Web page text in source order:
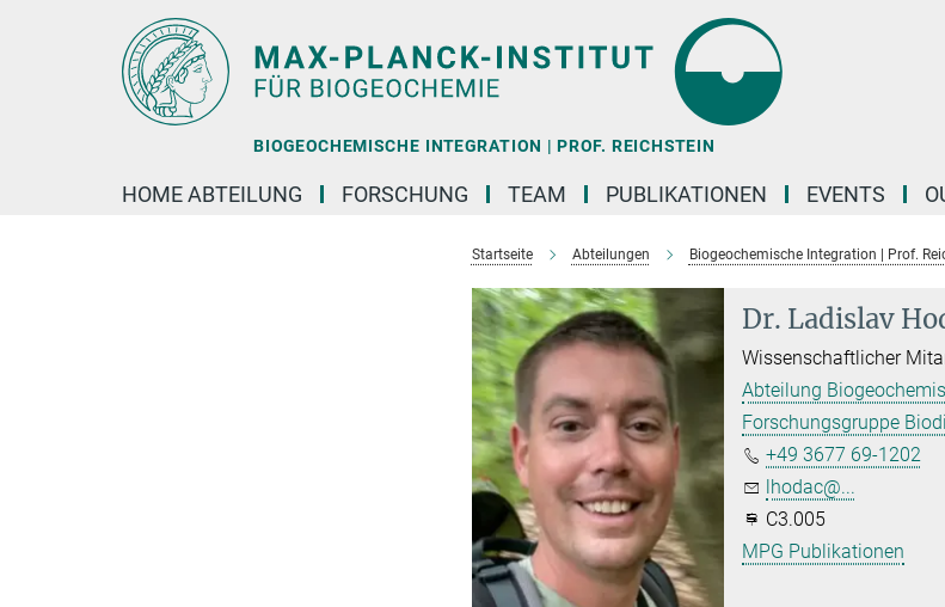
BIOGEOCHEMISCHE INTEGRATION | PROF. REICHSTEIN
HOME ABTEILUNG FORSCHUNG TEAM PUBLIKATIONEN EVENTS
Startseite Abteilungen Biogeochemische Integration | Prof.
Dr. Ladislav
Wissenschaftlicher
Abteilung
Forschungsgruppe
+49 3677 69-1202
lhodac@...
C3.005
MPG Publikationen